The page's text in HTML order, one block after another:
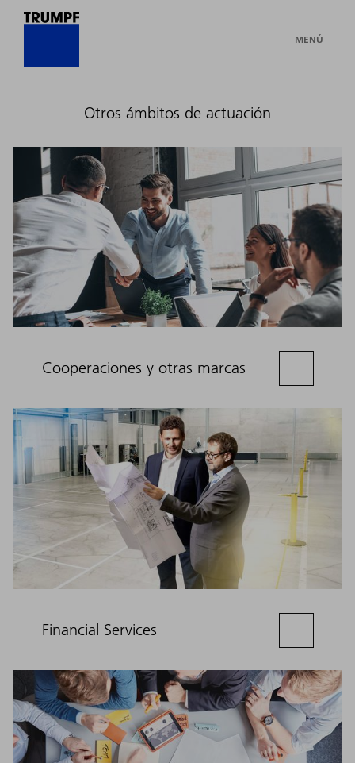
MENÚ
Otros ámbitos de actuación
Cooperaciones y otras marcas
Financial Services